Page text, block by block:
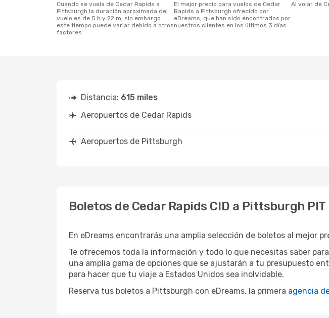
Cuando se vuela de Cedar Rapids a
Pittsburgh la duración aproximada del
vuelo es de 5 h y 22 m, sin embargo
este tiempo puede variar debido a otros
factores
El mejor precio para vuelos de Cedar
Rapids a Pittsburgh ofrecido por
eDreams, que han sido encontrados por
nuestros clientes en los últimos 3 días
Al volar de
Distancia: 615 miles
Aeropuertos de Cedar Rapids
Aeropuertos de Pittsburgh
Boletos de Cedar Rapids CID a Pittsburgh PIT
En eDreams encontrarás una amplia selección de boletos al mejor
Te ofrecemos toda la información y todo lo que necesitas saber
una amplia gama de opciones que se ajustarán a tu presupuesto
para hacer que tu viaje a Estados Unidos sea inolvidable.
Reserva tus boletos a Pittsburgh con eDreams, la primera agencia